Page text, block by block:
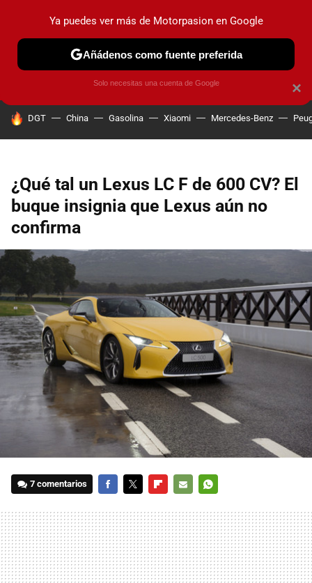
PRUEBAS COCHES ELÉCTRICOS OBSERVATORIO
HOY SE HABLA DE
DGT China Gasolina Xiaomi Mercedes-Benz
¿Qué tal un Lexus LC F de 600 CV? El
buque insignia que Lexus aún no
confirma
7 comentarios
MAIL
×
Ya puedes ver más de Motorpasion en Google
Añádenos como fuente preferida
Solo necesitas una cuenta de Google